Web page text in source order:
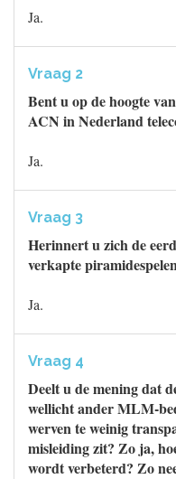
Ja.
Vraag 2
Bent u op de hoogte
ACN in Nederland
Ja.
Vraag 3
Herinnert u zich de
verkapte
Ja.
Vraag 4
Deelt u de mening dat
wellicht ander MLM-
werven te weinig
misleiding zit? Zo ja,
wordt verbeterd? Zo